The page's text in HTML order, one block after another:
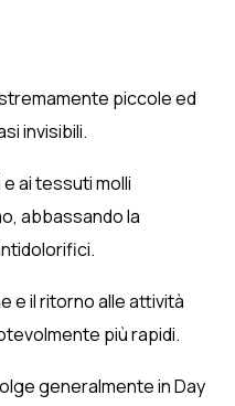
piccole ed
invisibili.
ai tessuti molli
abbassando la
e il ritorno alle attività
più rapidi.
generalmente in Day